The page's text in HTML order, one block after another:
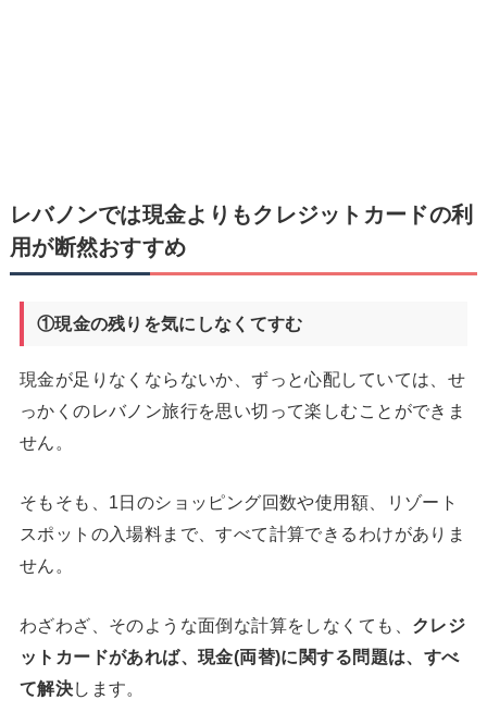
レバノンでは現金よりもクレジットカードの利
用が断然おすすめ
①現金の残りを気にしなくてすむ
現金が足りなくならないか、ずっと心配していては、せ
っかくのレバノン旅行を思い切って楽しむことができま
せん。
そもそも、1日のショッピング回数や使用額、リゾート
スポットの入場料まで、すべて計算できるわけがありま
せん。
わざわざ、そのような面倒な計算をしなくても、 クレジ
ットカードがあれば、現金(両替)に関する問題は、すべ
て解決します。